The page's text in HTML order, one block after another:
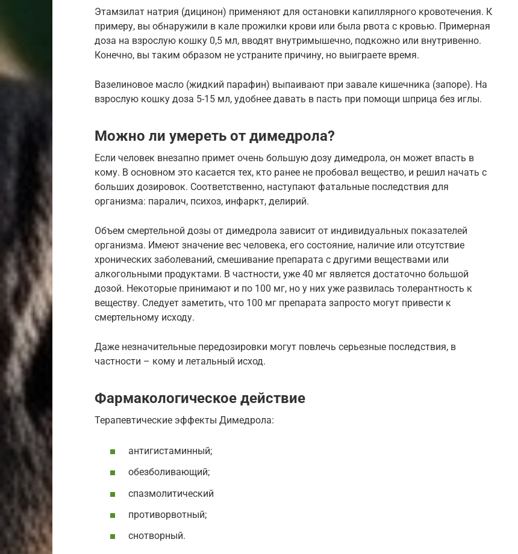
Этамзилат натрия (дицинон) применяют для остановки капиллярного кровотечения. К
примеру, вы обнаружили в кале прожилки крови или была рвота с кровью. Примерная
доза на взрослую кошку 0,5 мл, вводят внутримышечно, подкожно или внутривенно.
Конечно, вы таким образом не устраните причину, но выиграете время.
Вазелиновое масло (жидкий парафин) выпаивают при завале кишечника (запоре). На
взрослую кошку доза 5-15 мл, удобнее давать в пасть при помощи шприца без иглы.
Можно ли умереть от димедрола?
Если человек внезапно примет очень большую дозу димедрола, он может впасть в
кому. В основном это касается тех, кто ранее не пробовал вещество, и решил начать с
больших дозировок. Соответственно, наступают фатальные последствия для
организма: паралич, психоз, инфаркт, делирий.
Объем смертельной дозы от димедрола зависит от индивидуальных показателей
организма. Имеют значение вес человека, его состояние, наличие или отсутствие
хронических заболеваний, смешивание препарата с другими веществами или
алкогольными продуктами. В частности, уже 40 мг является достаточно большой
дозой. Некоторые принимают и по 100 мг, но у них уже развилась толерантность к
веществу. Следует заметить, что 100 мг препарата запросто могут привести к
смертельному исходу.
Даже незначительные передозировки могут повлечь серьезные последствия, в
частности – кому и летальный исход.
Фармакологическое действие
Терапевтические эффекты Димедрола:
антигистаминный;
обезболивающий;
спазмолитический
противорвотный;
снотворный.